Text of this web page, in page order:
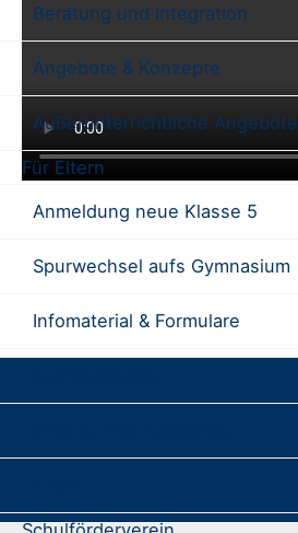
Beratung und Integration
Angebote & Konzepte
Außerunterrichtliche Angebote
Für Eltern
Anmeldung neue Klasse 5
Spurwechsel aufs Gymnasium
Infomaterial & Formulare